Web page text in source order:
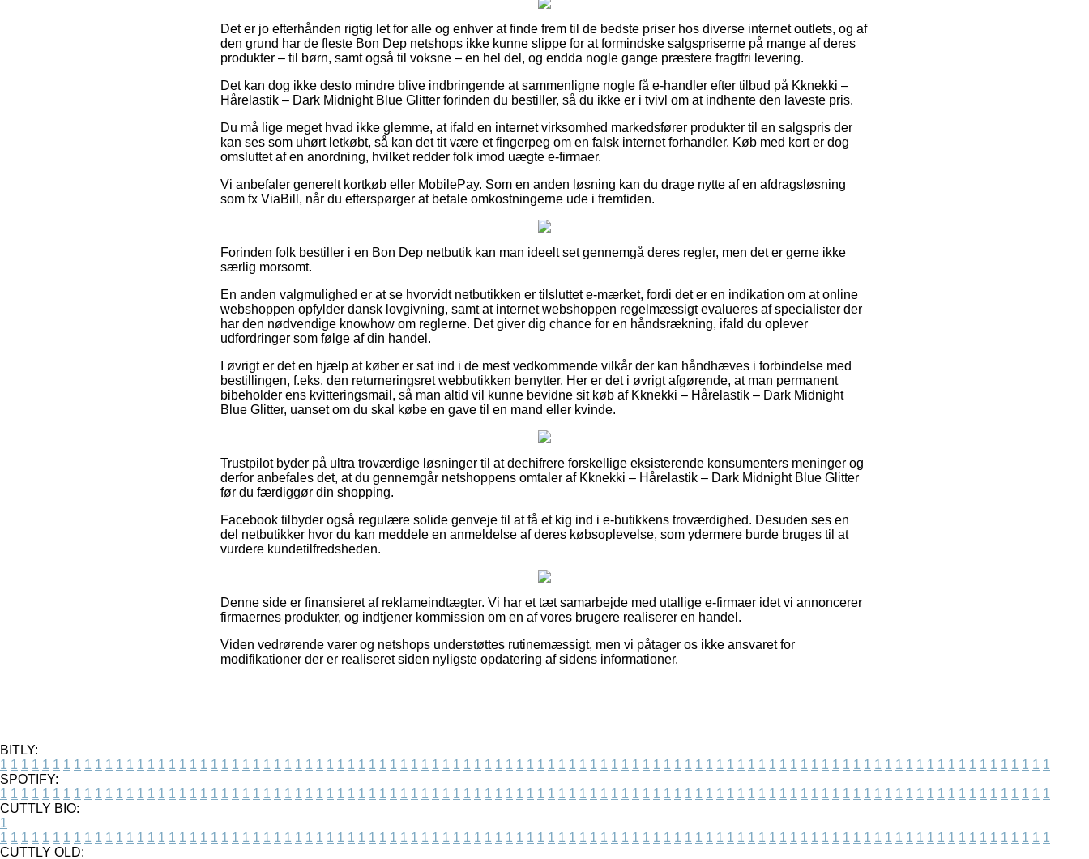
Det er jo efterhånden rigtig let for alle og enhver at finde frem til de bedste priser hos diverse internet outlets, og af
den grund har de fleste Bon Dep netshops ikke kunne slippe for at formindske salgspriserne på mange af deres
produkter – til børn, samt også til voksne – en hel del, og endda nogle gange præstere fragtfri levering.
Det kan dog ikke desto mindre blive indbringende at sammenligne nogle få e-handler efter tilbud på Kknekki –
Hårelastik – Dark Midnight Blue Glitter forinden du bestiller, så du ikke er i tvivl om at indhente den laveste pris.
Du må lige meget hvad ikke glemme, at ifald en internet virksomhed markedsfører produkter til en salgspris der
kan ses som uhørt letkøbt, så kan det tit være et fingerpeg om en falsk internet forhandler. Køb med kort er dog
omsluttet af en anordning, hvilket redder folk imod uægte e-firmaer.
Vi anbefaler generelt kortkøb eller MobilePay. Som en anden løsning kan du drage nytte af en afdragsløsning
som fx ViaBill, når du efterspørger at betale omkostningerne ude i fremtiden.
Forinden folk bestiller i en Bon Dep netbutik kan man ideelt set gennemgå deres regler, men det er gerne ikke
særlig morsomt.
En anden valgmulighed er at se hvorvidt netbutikken er tilsluttet e-mærket, fordi det er en indikation om at online
webshoppen opfylder dansk lovgivning, samt at internet webshoppen regelmæssigt evalueres af specialister der
har den nødvendige knowhow om reglerne. Det giver dig chance for en håndsrækning, ifald du oplever
udfordringer som følge af din handel.
I øvrigt er det en hjælp at køber er sat ind i de mest vedkommende vilkår der kan håndhæves i forbindelse med
bestillingen, f.eks. den returneringsret webbutikken benytter. Her er det i øvrigt afgørende, at man permanent
bibeholder ens kvitteringsmail, så man altid vil kunne bevidne sit køb af Kknekki – Hårelastik – Dark Midnight
Blue Glitter, uanset om du skal købe en gave til en mand eller kvinde.
Trustpilot byder på ultra troværdige løsninger til at dechifrere forskellige eksisterende konsumenters meninger og
derfor anbefales det, at du gennemgår netshoppens omtaler af Kknekki – Hårelastik – Dark Midnight Blue Glitter
før du færdiggør din shopping.
Facebook tilbyder også regulære solide genveje til at få et kig ind i e-butikkens troværdighed. Desuden ses en
del netbutikker hvor du kan meddele en anmeldelse af deres købsoplevelse, som ydermere burde bruges til at
vurdere kundetilfredsheden.
Denne side er finansieret af reklameindtægter. Vi har et tæt samarbejde med utallige e-firmaer idet vi annoncerer
firmaernes produkter, og indtjener kommission om en af vores brugere realiserer en handel.
Viden vedrørende varer og netshops understøttes rutinemæssigt, men vi påtager os ikke ansvaret for
modifikationer der er realiseret siden nyligste opdatering af sidens informationer.
BITLY:
1 1 1 1 1 1 1 1 1 1 1 1 1 1 1 1 1 1 1 1 1 1 1 1 1 1 1 1 1 1 1 1 1 1 1 1 1 1 1 1 1 1 1 1 1 1 1 1 1 1 1 1 1 1 1 1 1 1 1 1 1 1 1 1 1 1 1 1 1 1 1 1 1 1 1 1 1 1 1 1 1 1 1 1 1 1 1 1 1 1 1 1 1 1 1 1 1 1 1 1
SPOTIFY:
1 1 1 1 1 1 1 1 1 1 1 1 1 1 1 1 1 1 1 1 1 1 1 1 1 1 1 1 1 1 1 1 1 1 1 1 1 1 1 1 1 1 1 1 1 1 1 1 1 1 1 1 1 1 1 1 1 1 1 1 1 1 1 1 1 1 1 1 1 1 1 1 1 1 1 1 1 1 1 1 1 1 1 1 1 1 1 1 1 1 1 1 1 1 1 1 1 1 1 1
CUTTLY BIO:
1
1 1 1 1 1 1 1 1 1 1 1 1 1 1 1 1 1 1 1 1 1 1 1 1 1 1 1 1 1 1 1 1 1 1 1 1 1 1 1 1 1 1 1 1 1 1 1 1 1 1 1 1 1 1 1 1 1 1 1 1 1 1 1 1 1 1 1 1 1 1 1 1 1 1 1 1 1 1 1 1 1 1 1 1 1 1 1 1 1 1 1 1 1 1 1 1 1 1 1 1
CUTTLY OLD: